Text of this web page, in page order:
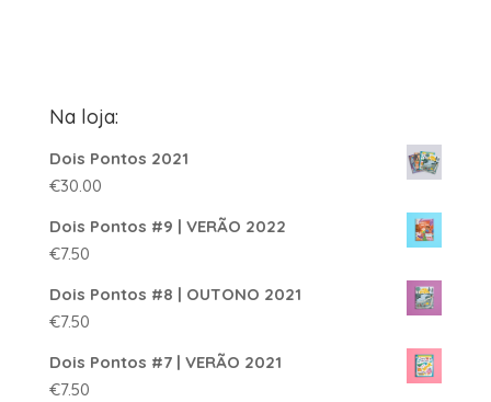
Na loja:
Dois Pontos 2021
€30.00
Dois Pontos #9 | VERÃO 2022
€7.50
Dois Pontos #8 | OUTONO 2021
€7.50
Dois Pontos #7 | VERÃO 2021
€7.50